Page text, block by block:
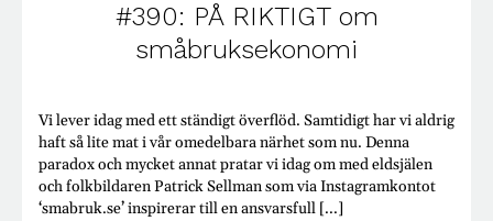
#390: PÅ RIKTIGT om
småbruksekonomi
Vi lever idag med ett ständigt överflöd. Samtidigt har vi aldrig
haft så lite mat i vår omedelbara närhet som nu. Denna
paradox och mycket annat pratar vi idag om med eldsjälen
och folkbildaren Patrick Sellman som via Instagramkontot
‘smabruk.se’ inspirerar till en ansvarsfull [...]